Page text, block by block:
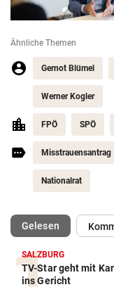
Ähnliche Themen
Gernot Blümel
Werner Kogler
FPÖ SPÖ
Misstrauensantrag
Nationalrat
Gelesen
SALZBURG
TV-Star geht mit
ins Gericht